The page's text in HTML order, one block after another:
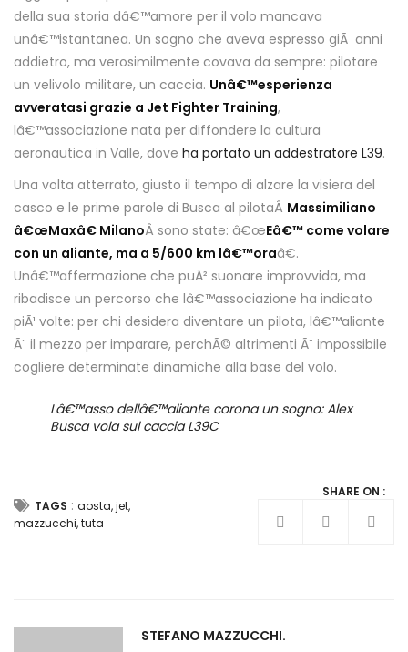
della sua storia dâ€™amore per il volo mancava
unâ€™istantanea. Un sogno che aveva espresso giÃ anni
addietro, ma verosimilmente covava da sempre: pilotare
un velivolo militare, un caccia. Unâ€™esperienza
avveratasi grazie a Jet Fighter Training,
lâ€™associazione nata per diffondere la cultura
aeronautica in Valle, dove ha portato un addestratore L39.
Una volta atterrato, giusto il tempo di alzare la visiera del
casco e le prime parole di Busca al pilotaÂ Massimiliano
â€œMaxâ€ MilanoÂ sono state: â€œEâ€™ come volare
con un aliante, ma a 5/600 km lâ€™oraâ€.
Unâ€™affermazione che puÃ² suonare improvvida, ma
ribadisce un percorso che lâ€™associazione ha indicato
piÃ¹ volte: per chi desidera diventare un pilota, lâ€™aliante
Ã¨ il mezzo per imparare, perchÃ© altrimenti Ã¨ impossibile
cogliere determinate dinamiche alla base del volo.
Lâ€™asso dellâ€™aliante corona un sogno: Alex
Busca vola sul caccia L39C
TAGS : aosta,jet,
mazzucchi,tuta
SHARE ON :
STEFANO MAZZUCCHI